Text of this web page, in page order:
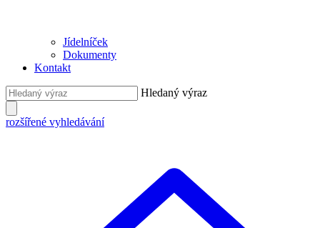
Jídelníček
Dokumenty
Kontakt
Hledaný výraz
rozšířené vyhledávání